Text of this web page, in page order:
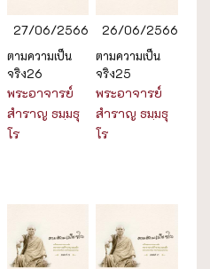
27/06/2566
ตามความเป็น
จริง26
พระอาจารย์
สำราญ ธมฺมธุ
โร
26/06/2566
ตามความเป็น
จริง25
พระอาจารย์
สำราญ ธมฺมธุ
โร